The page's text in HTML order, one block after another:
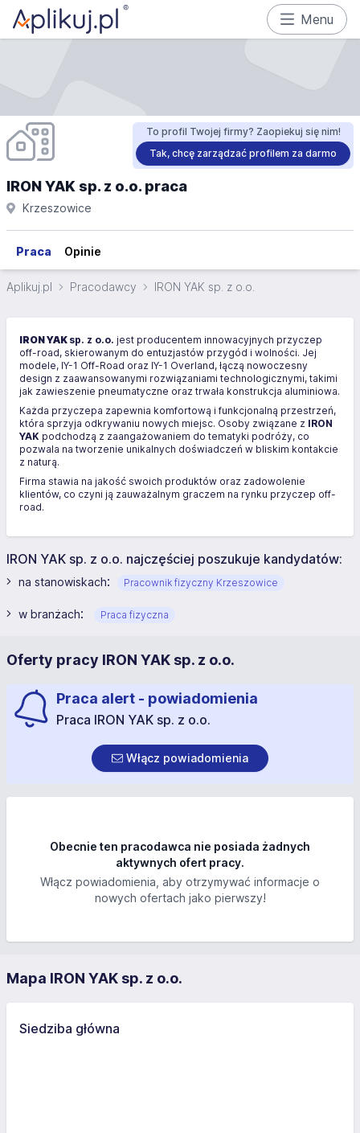
Menu
To profil Twojej firmy? Zaopiekuj się nim!
Tak, chcę zarządzać profilem za darmo
IRON YAK sp. z o.o. praca
Krzeszowice
Praca Opinie
Aplikuj.pl Pracodawcy IRON YAK sp. z o.o.
IRON YAK sp. z o.o. jest producentem innowacyjnych przyczep
off-road, skierowanym do entuzjastów przygód i wolności. Jej
modele, IY-1 Off-Road oraz IY-1 Overland, łączą nowoczesny
design z zaawansowanymi rozwiązaniami technologicznymi, takimi
jak zawieszenie pneumatyczne oraz trwała konstrukcja aluminiowa.
Każda przyczepa zapewnia komfortową i funkcjonalną przestrzeń,
która sprzyja odkrywaniu nowych miejsc. Osoby związane z IRON
YAK podchodzą z zaangażowaniem do tematyki podróży, co
pozwala na tworzenie unikalnych doświadczeń w bliskim kontakcie
z naturą.
Firma stawia na jakość swoich produktów oraz zadowolenie
klientów, co czyni ją zauważalnym graczem na rynku przyczep off-
road.
IRON YAK sp. z o.o. najczęściej poszukuje kandydatów:
na stanowiskach: Pracownik fizyczny Krzeszowice
w branżach: Praca fizyczna
Oferty pracy IRON YAK sp. z o.o.
Praca alert - powiadomienia
Praca IRON YAK sp. z o.o.
Włącz powiadomienia
Obecnie ten pracodawca nie posiada żadnych
aktywnych ofert pracy.
Włącz powiadomienia, aby otrzymywać informacje o
nowych ofertach jako pierwszy!
Mapa IRON YAK sp. z o.o.
Siedziba główna